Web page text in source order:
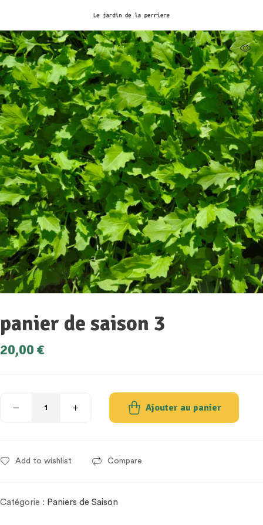
panier de saison 3
20,00 €
Ajouter au panier
Add to wishlist Compare
Catégorie : Paniers de Saison